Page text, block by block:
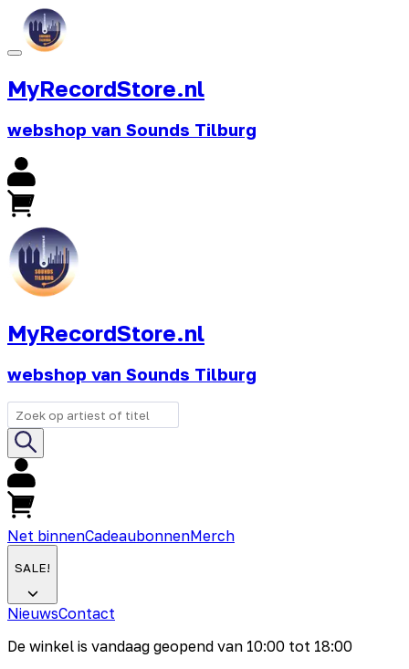
MyRecordStore.nl
webshop van Sounds Tilburg
MyRecordStore.nl
webshop van Sounds Tilburg
Net binnenCadeaubonnenMerch
SALE!
NieuwsContact
De winkel is vandaag geopend van 10:00 tot 18:00